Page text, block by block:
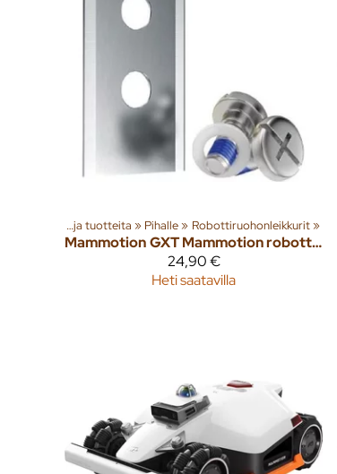
Tuoteryhmiä ja tuotteita ‪» Pihalle‪» Robottiruohonleikkurit‪»
Mammotion
GXT Mammotion robottiruohonleikkurin 36 kpl teräsarja
24,90 €
Heti saatavilla